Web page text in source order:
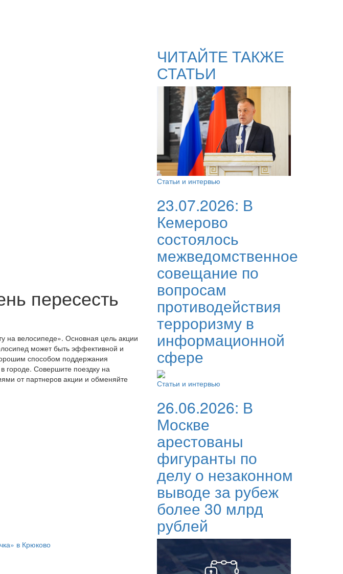
пересесть
на велосипеде». Основная цель акции
может быть эффективной и
способом поддержания
городе. Совершите поездку на
от партнеров акции и обменяйте
в Крюково
ЧИТАЙТЕ ТАКЖЕ
СТАТЬИ
Статьи и интервью
23.07.2026: В
Кемерово
состоялось
межведомственное
совещание по
вопросам
противодействия
терроризму в
информационной
сфере
Статьи и интервью
26.06.2026: В
Москве
арестованы
фигуранты по
делу о незаконном
выводе за рубеж
более 30 млрд
рублей